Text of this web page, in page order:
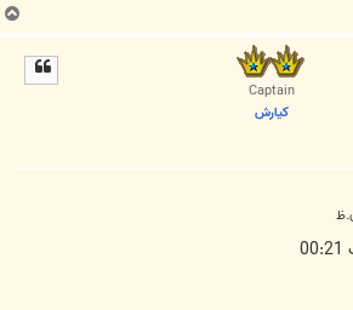
ب
ا
Captain
كيارش